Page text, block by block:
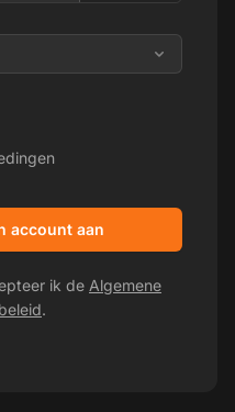
account aan
ik de Algemene
.